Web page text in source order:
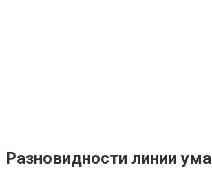
Разновидности линии ума